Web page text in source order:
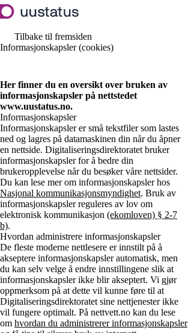
Tilbake til fremsiden
Informasjonskapsler (cookies)
Her finner du en oversikt over bruken av
informasjonskapsler på nettstedet
www.uustatus.no.
Informasjonskapsler
Informasjonskapsler er små tekstfiler som lastes
ned og lagres på datamaskinen din når du åpner
en nettside. Digitaliseringsdirektoratet bruker
informasjonskapsler for å bedre din
brukeropplevelse når du besøker våre nettsider.
Du kan lese mer om informasjonskapsler hos
Nasjonal kommunikasjonsmyndighet. Bruk av
informasjonskapsler reguleres av lov om
elektronisk kommunikasjon (ekomloven) § 2-7
b).
Hvordan administrere informasjonskapsler
De fleste moderne nettlesere er innstilt på å
akseptere informasjonskapsler automatisk, men
du kan selv velge å endre innstillingene slik at
informasjonskapsler ikke blir akseptert. Vi gjør
oppmerksom på at dette vil kunne føre til at
Digitaliseringsdirektoratet sine nettjenester ikke
vil fungere optimalt. På nettvett.no kan du lese
om hvordan du administrerer informasjonskapsler